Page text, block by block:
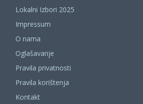
Lokalni Izbori 2025
Impressum
O nama
Oglašavanje
Pravila privatnosti
Pravila korištenja
Kontakt